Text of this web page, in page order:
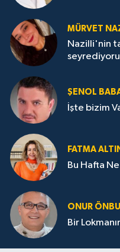
MÜRVET
Nazilli'nin
ŞENOL
İşte bizim
FATMA
Bu Hafta
ONUR
Bir